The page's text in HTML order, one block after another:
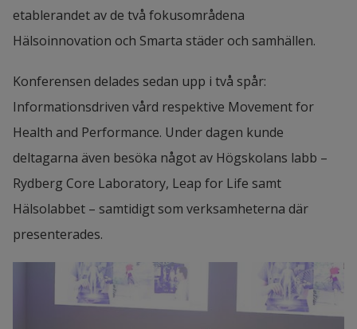
etablerandet av de två fokusområdena
Hälsoinnovation och Smarta städer och samhällen.
Konferensen delades sedan upp i två spår:
Informationsdriven vård respektive Movement for
Health and Performance. Under dagen kunde
deltagarna även besöka något av Högskolans labb –
Rydberg Core Laboratory, Leap for Life samt
Hälsolabbet – samtidigt som verksamheterna där
presenterades.